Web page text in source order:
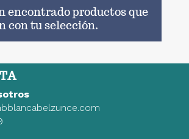
encontrado productos que
con tu selección.